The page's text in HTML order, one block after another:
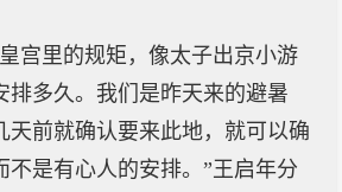
宫里的规矩，像太子出京小游
排多久。我们是昨天来的避暑
天前就确认要来此地，就可以确
不是有心人的安排。”王启年分